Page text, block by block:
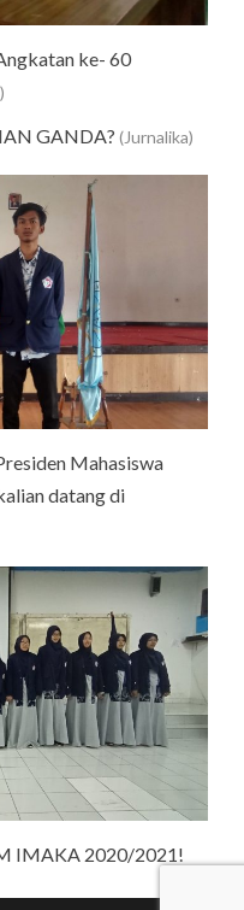
ke- 60
GANDA? (Jurnalika)
Mahasiswa
datang di
IMAKA 2020/2021!